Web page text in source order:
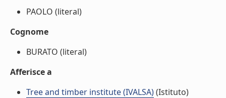
PAOLO (literal)
Cognome
BURATO (literal)
Afferisce a
Tree and timber institute (IVALSA)(Istituto)